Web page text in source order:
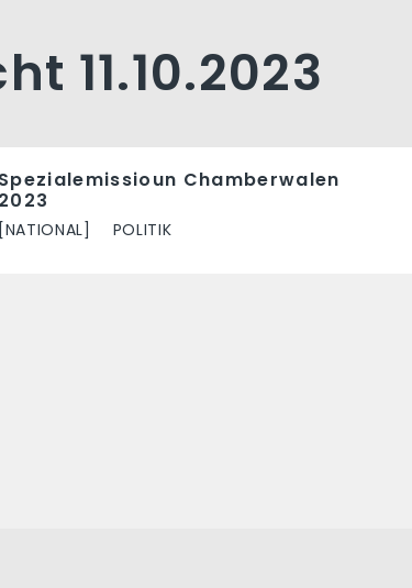
11.10.2023
Spezialemissioun Chamberwalen
2023
[NATIONAL] POLITIK